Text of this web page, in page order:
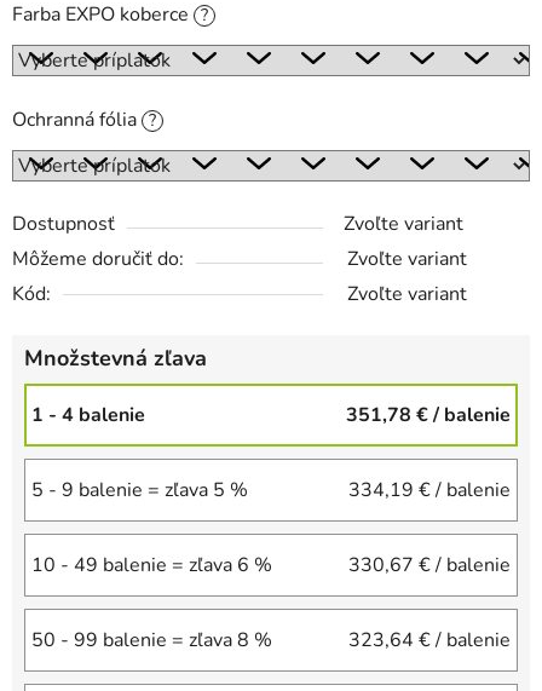
Farba EXPO koberce ?
Ochranná fólia ?
Dostupnosť
Zvoľte variant
Môžeme doručiť do:
Zvoľte variant
Kód:
Zvoľte variant
Množstevná zľava
1 - 4 balenie 351,78 €/ balenie
5 - 9 balenie = zľava 5 % 334,19 €/ balenie
10 - 49 balenie = zľava 6 % 330,67 €/ balenie
50 - 99 balenie = zľava 8 % 323,64 €/ balenie